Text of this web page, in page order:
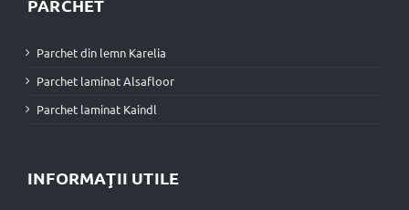
PARCHET
Parchet din lemn Karelia
Parchet laminat Alsafloor
Parchet laminat Kaindl
INFORMAŢII UTILE